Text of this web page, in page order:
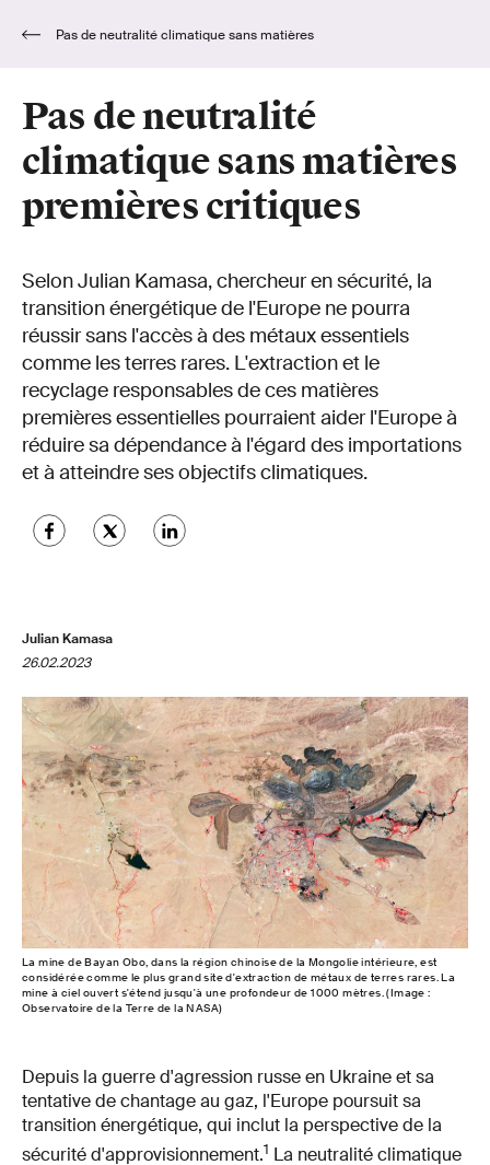
Pas de neutralité
climatique sans matières
premières critiques
Selon Julian Kamasa, chercheur en sécurité, la
transition énergétique de l'Europe ne pourra
réussir sans l'accès à des métaux essentiels
comme les terres rares. L'extraction et le
recyclage responsables de ces matières
premières essentielles pourraient aider l'Europe à
réduire sa dépendance à l'égard des importations
et à atteindre ses objectifs climatiques.
Julian Kamasa
26.02.2023
La mine de Bayan Obo, dans la région chinoise de la Mongolie intérieure, est
considérée comme le plus grand site d'extraction de métaux de terres rares. La
mine à ciel ouvert s'étend jusqu'à une profondeur de 1000 mètres. (Image :
Observatoire de la Terre de la NASA)
Depuis la guerre d'agression russe en Ukraine et sa
tentative de chantage au gaz, l'Europe poursuit sa
transition énergétique, qui inclut la perspective de la
sécurité d'approvisionnement.1 La neutralité climatique